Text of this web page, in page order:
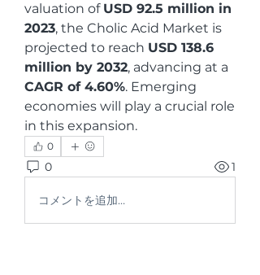
valuation of USD 92.5 million in
2023, the Cholic Acid Market is
projected to reach USD 138.6
million by 2032
CAGR of 4.60%. Emerging
economies will play a crucial role
in this expansion.
0
0 1
コメントを追加…